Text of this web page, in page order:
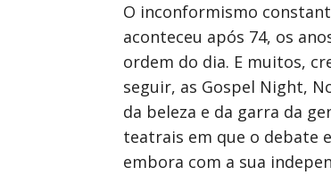
O inconformismo
aconteceu após 74, os
ordem do dia. E muitos,
seguir, as Gospel Night,
da beleza e da garra da
teatrais em que o debate
embora com a sua